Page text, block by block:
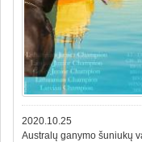
2020.10.25
Australų ganymo šuniukų